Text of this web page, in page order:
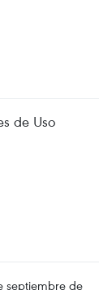
de Uso
septiembre de